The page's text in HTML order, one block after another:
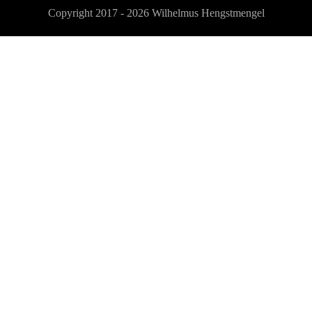
Copyright 2017 - 2026 Wilhelmus Hengstmengel